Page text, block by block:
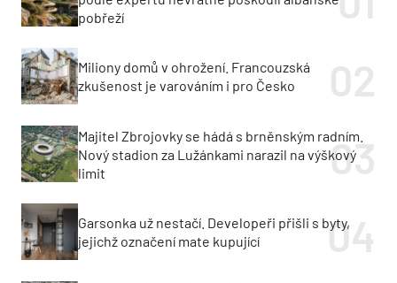
pobřeží
Miliony domů v ohrožení. Francouzská
zkušenost je varováním i pro Česko
Majitel Zbrojovky se hádá s brněnským radním.
Nový stadion za Lužánkami narazil na výškový
limit
Garsonka už nestačí. Developeři přišli s byty,
jejichž označení mate kupující